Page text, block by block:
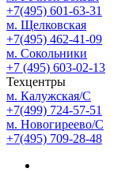
+7(495) 601-63-31
м. Щелковская
+7(495) 462-41-09
м. Сокольники
+7 (495) 603-02-13
Техцентры
м. Калужская/С
+7(499) 724-57-51
м. Новогиреево/С
+7(495) 709-28-48